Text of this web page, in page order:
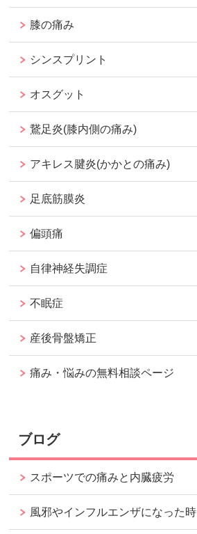
膝の痛み
シンスプリント
オスグット
鵞足炎(膝内側の痛み)
アキレス腱炎(かかとの痛み)
足底筋膜炎
偏頭痛
自律神経失調症
不眠症
産後骨盤矯正
痛み・悩みの無料相談ページ
ブログ
スポーツでの痛みと内臓疲労
風邪やインフルエンザになった時